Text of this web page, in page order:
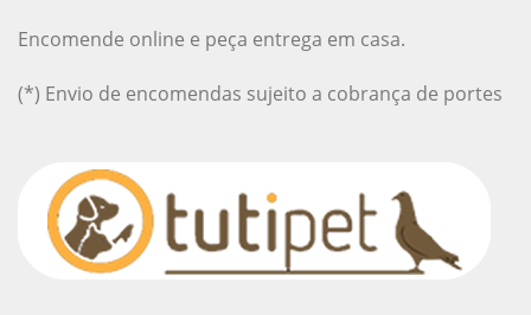
Encomende online e peça entrega em casa.
(*) Envio de encomendas sujeito a cobrança de portes